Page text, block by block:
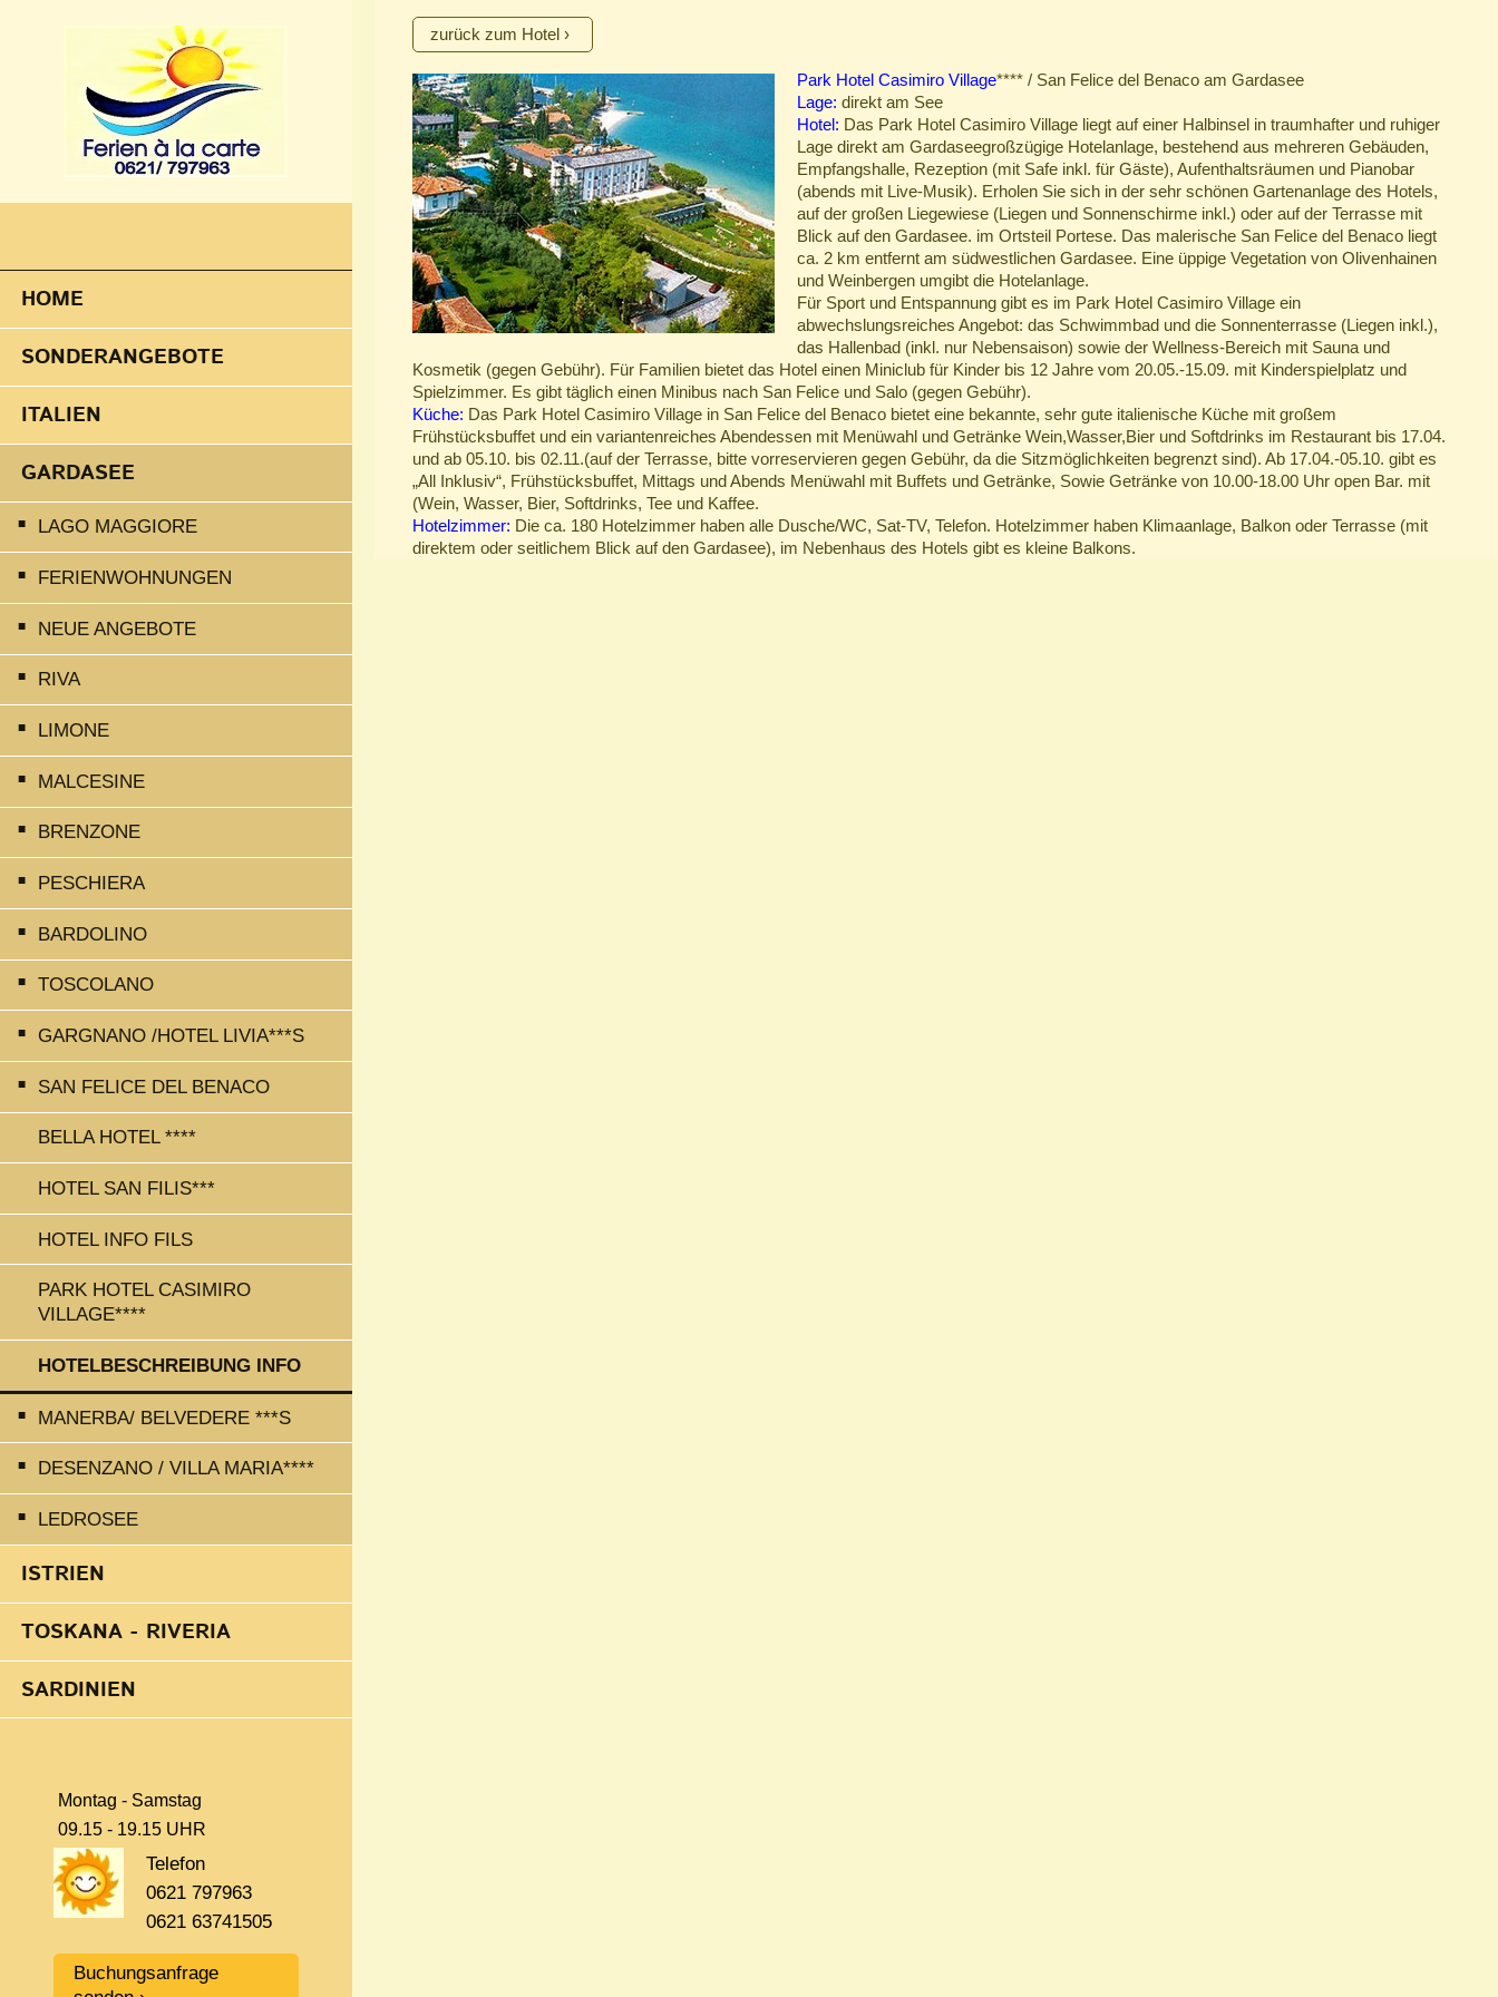
HOME
SONDERANGEBOTE
ITALIEN
GARDASEE
LAGO MAGGIORE
FERIENWOHNUNGEN
NEUE ANGEBOTE
RIVA
LIMONE
MALCESINE
BRENZONE
PESCHIERA
BARDOLINO
TOSCOLANO
GARGNANO /HOTEL LIVIA***S
SAN FELICE DEL BENACO
BELLA HOTEL ****
HOTEL SAN FILIS***
HOTEL INFO FILS
PARK HOTEL CASIMIRO
VILLAGE****
HOTELBESCHREIBUNG INFO
MANERBA/ BELVEDERE ***S
DESENZANO / VILLA MARIA****
LEDROSEE
ISTRIEN
TOSKANA - RIVERIA
SARDINIEN
Montag - Samstag
09.15 - 19.15 UHR
Telefon
0621 797963
0621 63741505
Buchungsanfrage
zurück zum Hotel
Park Hotel Casimiro Village**** / San Felice del Benaco am Gardasee
Lage: direkt am See
Hotel: Das Park Hotel Casimiro Village liegt auf einer Halbinsel in traumhafter und ruhiger
Lage direkt am Gardaseegroßzügige Hotelanlage, bestehend aus mehreren Gebäuden,
Empfangshalle, Rezeption (mit Safe inkl. für Gäste), Aufenthaltsräumen und Pianobar
(abends mit Live-Musik). Erholen Sie sich in der sehr schönen Gartenanlage des Hotels,
auf der großen Liegewiese (Liegen und Sonnenschirme inkl.) oder auf der Terrasse mit
Blick auf den Gardasee. im Ortsteil Portese. Das malerische San Felice del Benaco liegt
ca. 2 km entfernt am südwestlichen Gardasee. Eine üppige Vegetation von Olivenhainen
und Weinbergen umgibt die Hotelanlage.
Für Sport und Entspannung gibt es im Park Hotel Casimiro Village ein
abwechslungsreiches Angebot: das Schwimmbad und die Sonnenterrasse (Liegen inkl.),
das Hallenbad (inkl. nur Nebensaison) sowie der Wellness-Bereich mit Sauna und
Kosmetik (gegen Gebühr). Für Familien bietet das Hotel einen Miniclub für Kinder bis 12 Jahre vom 20.05.-15.09. mit Kinderspielplatz und
Spielzimmer. Es gibt täglich einen Minibus nach San Felice und Salo (gegen Gebühr).
Küche: Das Park Hotel Casimiro Village in San Felice del Benaco bietet eine bekannte, sehr gute italienische Küche mit großem
Frühstücksbuffet und ein variantenreiches Abendessen mit Menüwahl und Getränke Wein,Wasser,Bier und Softdrinks im Restaurant bis 17.04.
und ab 05.10. bis 02.11.(auf der Terrasse, bitte vorreservieren gegen Gebühr, da die Sitzmöglichkeiten begrenzt sind). Ab 17.04.-05.10. gibt es
„All Inklusiv“, Frühstücksbuffet, Mittags und Abends Menüwahl mit Buffets und Getränke, Sowie Getränke von 10.00-18.00 Uhr open Bar. mit
(Wein, Wasser, Bier, Softdrinks, Tee und Kaffee.
Hotelzimmer: Die ca. 180 Hotelzimmer haben alle Dusche/WC, Sat-TV, Telefon. Hotelzimmer haben Klimaanlage, Balkon oder Terrasse (mit
direktem oder seitlichem Blick auf den Gardasee), im Nebenhaus des Hotels gibt es kleine Balkons.